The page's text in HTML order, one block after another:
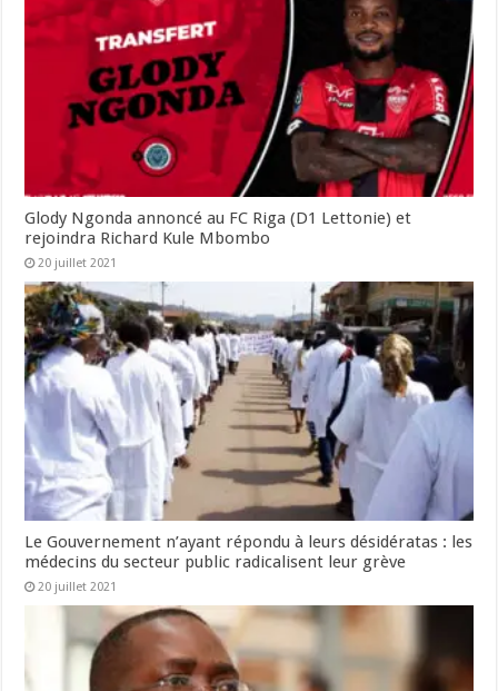
Glody Ngonda annoncé au FC Riga (D1 Lettonie) et
rejoindra Richard Kule Mbombo
20 juillet 2021
Le Gouvernement n’ayant répondu à leurs désidératas : les
médecins du secteur public radicalisent leur grève
20 juillet 2021